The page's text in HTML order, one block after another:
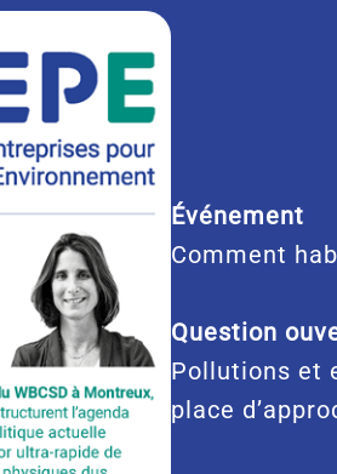
Événement
Comment
Question
Pollutions et
place